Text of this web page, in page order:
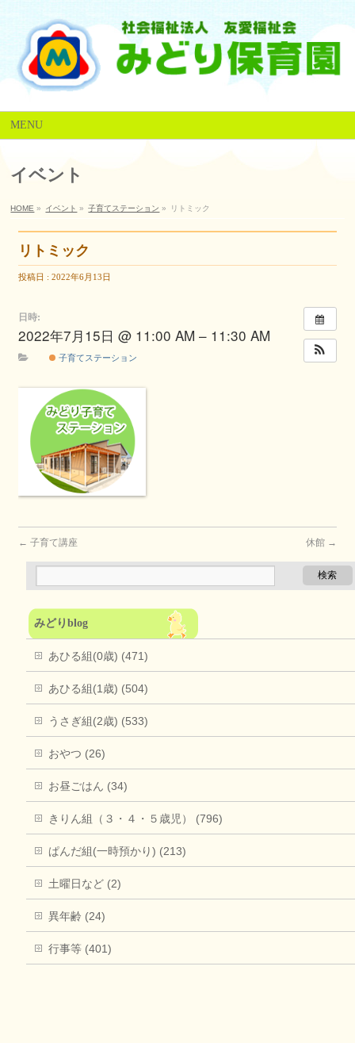
MENU
イベント
HOME » イベント » 子育てステーション » リトミック
リトミック
投稿日 : 2022年6月13日
日時:
2022年7月15日 @ 11:00 AM – 11:30 AM
子育てステーション
← 子育て講座 休館 →
みどりblog
あひる組(0歳) (471)
あひる組(1歳) (504)
うさぎ組(2歳) (533)
おやつ (26)
お昼ごはん (34)
きりん組（３・４・５歳児） (796)
ぱんだ組(一時預かり) (213)
土曜日など (2)
異年齢 (24)
行事等 (401)